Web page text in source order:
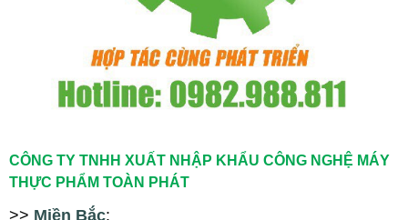
CÔNG TY TNHH XUẤT NHẬP KHẨU CÔNG NGHỆ MÁY
THỰC PHẨM TOÀN PHÁT
>> Miền Bắc: